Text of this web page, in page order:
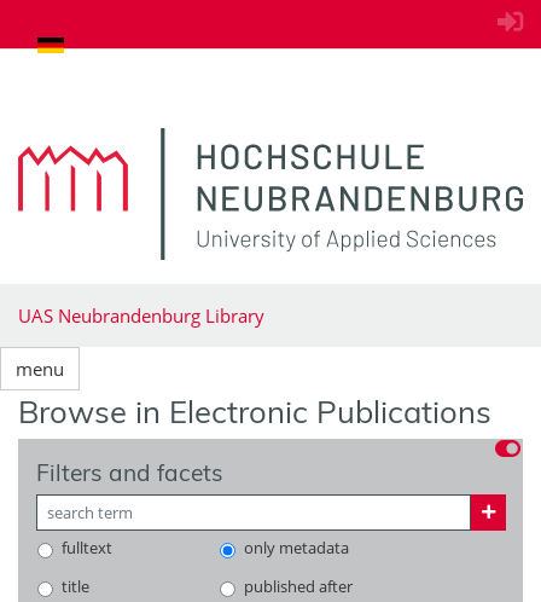
goto contents
UAS Neubrandenburg Library
menu
Browse in Electronic Publications
Filters and facets
fulltext
only metadata
title
published after